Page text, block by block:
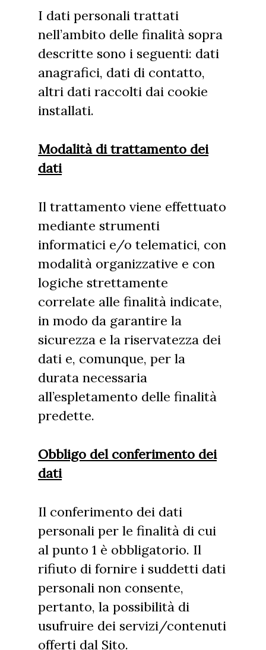
I dati personali trattati
nell’ambito delle finalità sopra
descritte sono i seguenti: dati
anagrafici, dati di contatto,
altri dati raccolti dai cookie
installati.
Modalità di trattamento dei
dati
Il trattamento viene effettuato
mediante strumenti
informatici e/o telematici, con
modalità organizzative e con
logiche strettamente
correlate alle finalità indicate,
in modo da garantire la
sicurezza e la riservatezza dei
dati e, comunque, per la
durata necessaria
all’espletamento delle finalità
predette.
Obbligo del conferimento dei
dati
Il conferimento dei dati
personali per le finalità di cui
al punto 1 è obbligatorio. Il
rifiuto di fornire i suddetti dati
personali non consente,
pertanto, la possibilità di
usufruire dei servizi/contenuti
offerti dal Sito.